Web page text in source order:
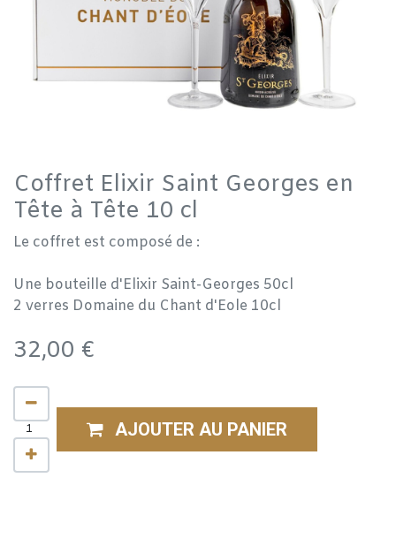
Coffret Elixir Saint Georges en
Tête à Tête 10 cl
Le coffret est composé de :
Une bouteille d'Elixir Saint-Georges 50cl
2 verres Domaine du Chant d'Eole 10cl
32,00 €
AJOUTER AU PANIER